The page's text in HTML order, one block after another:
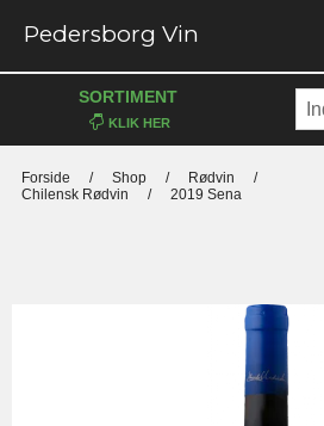
Pedersborg Vin
SORTIMENT
Forside / Shop / Rødvin
/
Chilensk Rødvin
/ 2019 Sena